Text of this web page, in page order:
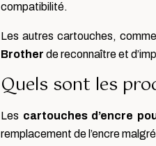
compatibilité.
Les autres cartouches,
Brother de reconnaître et
Quels sont les
Les cartouches d’encre
remplacement de l’encre